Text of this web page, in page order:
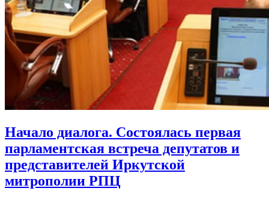
Начало диалога. Состоялась первая
парламентская встреча депутатов и
представителей Иркутской
митрополии РПЦ